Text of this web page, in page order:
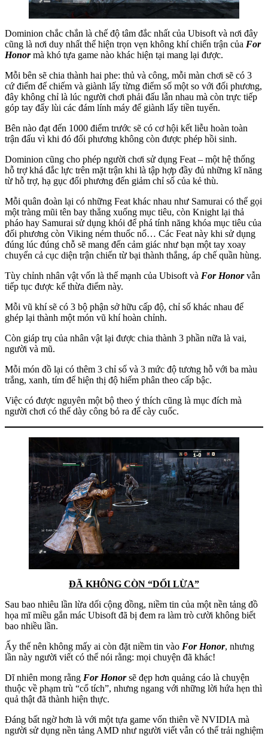
Dominion chắc chắn là chế độ tâm đắc nhất của Ubisoft và nơi đây
cũng là nơi duy nhất thể hiện trọn vẹn không khí chiến trận của For
Honormà khó tựa game nào khác hiện tại mang lại được.
Mỗi bên sẽ chia thành hai phe: thủ và công, mỗi màn chơi sẽ có 3
cứ điểm để chiếm và giành lấy từng điểm số một so với đối phương,
đây không chỉ là lúc người chơi phải đấu lẫn nhau mà còn trực tiếp
góp tay đẩy lùi các đám lính máy để giành lấy tiền tuyến.
Bên nào đạt đến 1000 điểm trước sẽ có cơ hội kết liễu hoàn toàn
trận đấu vì khi đó đối phương không còn được phép hồi sinh.
Dominion cũng cho phép người chơi sử dụng Feat – một hệ thống
hỗ trợ khá đắc lực trên mặt trận khi là tập hợp đầy đủ những kĩ năng
từ hỗ trợ, hạ gục đối phương đến giảm chỉ số của kẻ thù.
Mỗi quân đoàn lại có những Feat khác nhau như Samurai có thể gọi
một tràng mũi tên bay thẳng xuống mục tiêu, còn Knight lại thả
pháo hay Samurai sử dụng khói để phá tính năng khóa mục tiêu của
đối phương còn Viking ném thuốc nổ… Các Feat này khi sử dụng
đúng lúc đúng chỗ sẽ mang đến cảm giác như bạn một tay xoay
chuyển cả cục diện trận chiến từ bại thành thắng, áp chế quần hùng.
Tùy chỉnh nhân vật vốn là thế mạnh của Ubisoft và For Honorvẫn
tiếp tục được kế thừa điểm này.
Mỗi vũ khí sẽ có 3 bộ phận sở hữu cấp độ, chỉ số khác nhau để
ghép lại thành một món vũ khí hoàn chỉnh.
Còn giáp trụ của nhân vật lại được chia thành 3 phần nữa là vai,
người và mũ.
Mỗi món đồ lại có thêm 3 chỉ số và 3 mức độ tương hỗ với ba màu
trắng, xanh, tím để hiện thị độ hiếm phân theo cấp bậc.
Việc có được nguyên một bộ theo ý thích cũng là mục đích mà
người chơi có thể dày công bỏ ra để cày cuốc.
ĐÃ KHÔNG CÒN “DỐI LỪA”
Sau bao nhiêu lần lừa dối cộng đồng, niềm tin của một nền tảng đồ
họa mĩ miều gắn mác Ubisoft đã bị đem ra làm trò cười không biết
bao nhiều lần.
Ấy thế nên không mấy ai còn đặt niềm tin vào For Honor, nhưng
lần này người viết có thể nói rằng: mọi chuyện đã khác!
Dĩ nhiên mong rằng For Honorsẽ đẹp hơn quảng cáo là chuyện
thuộc về phạm trù “cổ tích”, nhưng ngang với những lời hứa hẹn thì
quả thật đã thành hiện thực.
Đáng bất ngờ hơn là với một tựa game vốn thiên về NVIDIA mà
người sử dụng nền tảng AMD như người viết vẫn có thể trải nghiệm